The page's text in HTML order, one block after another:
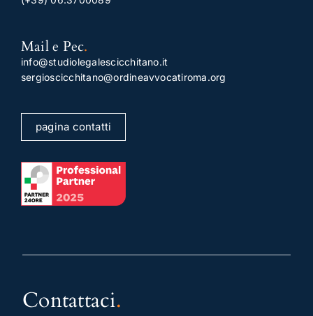
Mail e Pec.
info@studiolegalescicchitano.it
sergioscicchitano@ordineavvocatiroma.org
pagina contatti
Contattaci.